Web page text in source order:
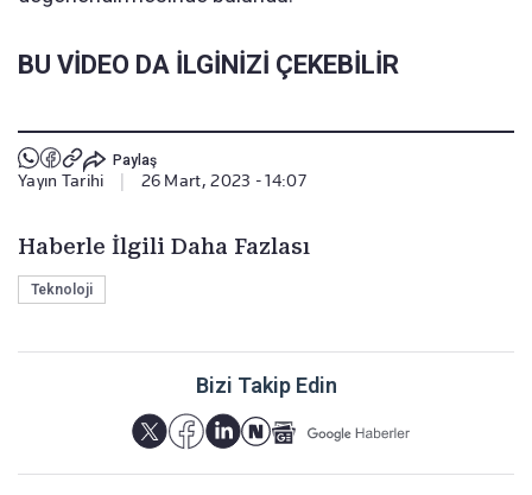
BU VİDEO DA İLGİNİZİ ÇEKEBİLİR
Paylaş
Yayın Tarihi 26 Mart, 2023 - 14:07
Haberle İlgili Daha Fazlası
Teknoloji
Bizi Takip Edin